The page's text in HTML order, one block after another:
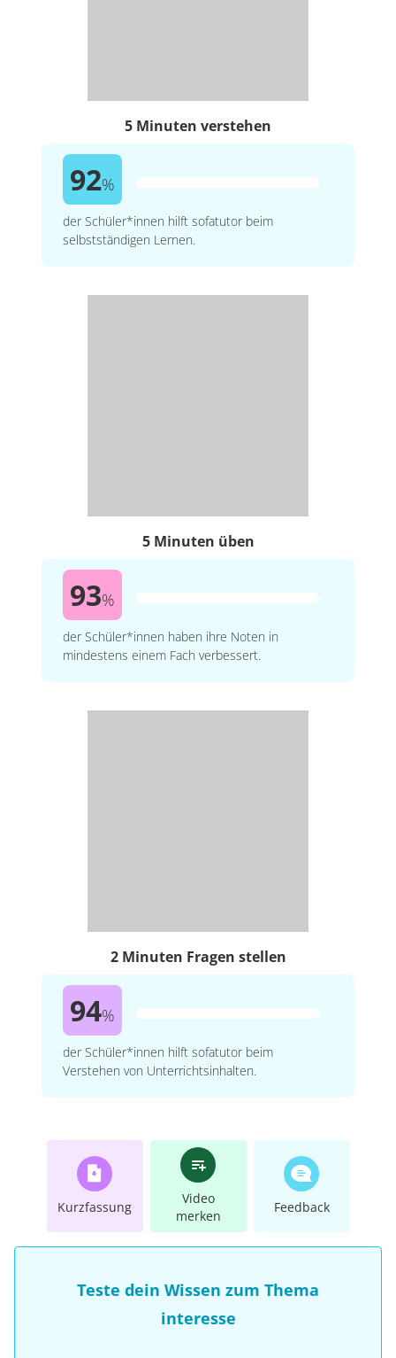
5 Minuten verstehen
92%
der Schüler*innen hilft sofatutor beim
selbstständigen Lernen.
5 Minuten üben
93%
der Schüler*innen haben ihre Noten in
mindestens einem Fach verbessert.
2 Minuten Fragen stellen
94%
der Schüler*innen hilft sofatutor beim
Verstehen von Unterrichtsinhalten.
Kurzfassung
Video
merken
Feedback
Teste dein Wissen zum Thema
interesse